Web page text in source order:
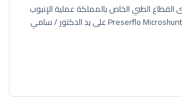
الطبي الخاص بالمملكة عملية الإنبوب
المجهري "بريسرفلو" Preserflo Microshunt على يد الدكتور / سامي